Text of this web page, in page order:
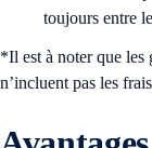
toujours entre
*Il est à noter que les
n’incluent pas les